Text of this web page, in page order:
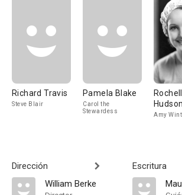
Richard Travis
Steve Blair
Pamela Blake
Carol the
Stewardess
Hudson
Amy
Dirección
William Berke
Escritura